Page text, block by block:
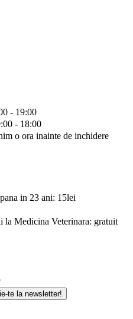
- 19:00
- 18:00
o ora inainte de inchidere
in 23 ani: 15lei
la Medicina Veterinara: gratuit